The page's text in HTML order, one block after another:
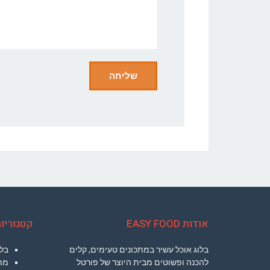
אודות EASY FOOD
בלוג אוכל עשיר במתכונים טעימים, קלים
להכנה ופשוטים מבית היוצר של פורטל